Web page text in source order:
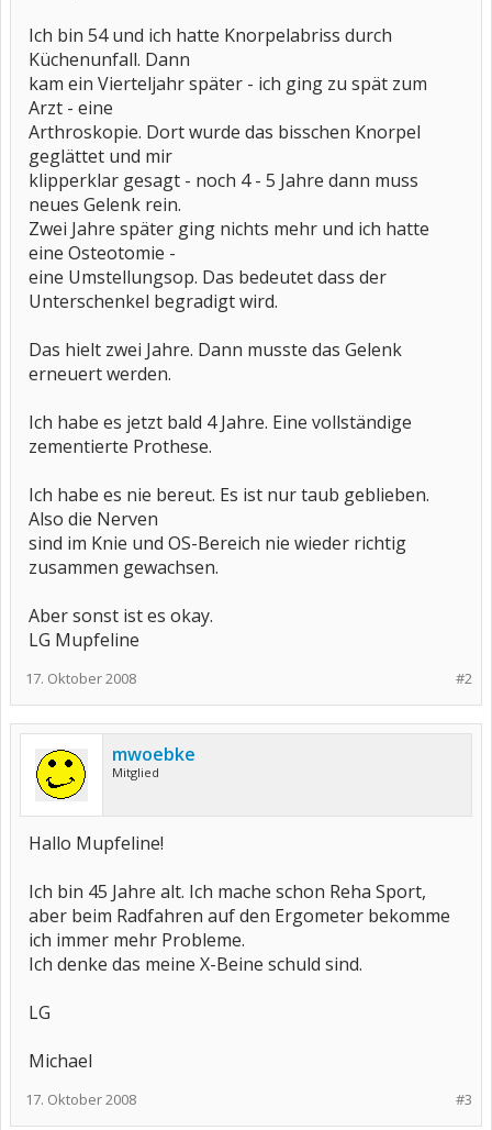
Ich bin 54 und ich hatte Knorpelabriss durch
Küchenunfall. Dann
kam ein Vierteljahr später - ich ging zu spät zum
Arzt - eine
Arthroskopie. Dort wurde das bisschen Knorpel
geglättet und mir
klipperklar gesagt - noch 4 - 5 Jahre dann muss
neues Gelenk rein.
Zwei Jahre später ging nichts mehr und ich hatte
eine Osteotomie -
eine Umstellungsop. Das bedeutet dass der
Unterschenkel begradigt wird.
Das hielt zwei Jahre. Dann musste das Gelenk
erneuert werden.
Ich habe es jetzt bald 4 Jahre. Eine vollständige
zementierte Prothese.
Ich habe es nie bereut. Es ist nur taub geblieben.
Also die Nerven
sind im Knie und OS-Bereich nie wieder richtig
zusammen gewachsen.
Aber sonst ist es okay.
LG Mupfeline
#2
17. Oktober 2008
mwoebke
Mitglied
Hallo Mupfeline!
Ich bin 45 Jahre alt. Ich mache schon Reha Sport,
aber beim Radfahren auf den Ergometer bekomme
ich immer mehr Probleme.
Ich denke das meine X-Beine schuld sind.
LG
Michael
#3
17. Oktober 2008